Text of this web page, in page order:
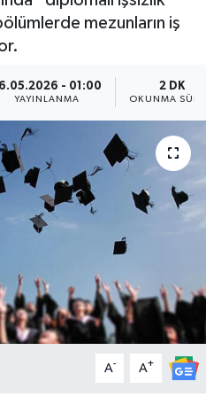
mezunların iş
- 01:00
YAYINLANMA
2 DK
OKUNMA
A- A+